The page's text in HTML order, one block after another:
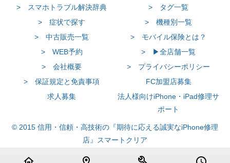
> スマホトラブル解決辞典
> タグ一覧
> 症状で探す
> 機種別一覧
> 中古販売一覧
> モバイル保険とは？
> WEB予約
> ▶全店舗一覧
> 会社概要
> プライバシーポリシー
> 保証規定と免責事項
FC加盟店募集
求人募集
法人様向けiPhone・iPad修理サ
ポート
© 2015 信用・信頼・高技術の『期待に応える誠実なiPhone修理
店』スマートクリア